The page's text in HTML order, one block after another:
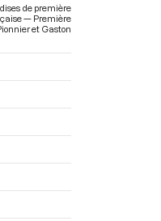
de première
— Première
et Gaston